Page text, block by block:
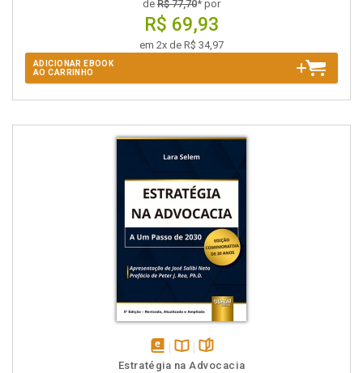
de R$ 77,70* por
R$ 69,93
em 2x de R$ 34,97
ADICIONAR EBOOK
AO CARRINHO
disponívelDisponível
páginas
Estratégia na Advocacia